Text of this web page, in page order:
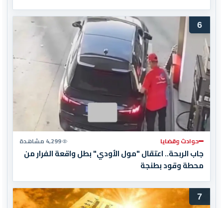
6
حوادث وقضايا 4,299 مشاهدة
جاب الربحة.. اعتقال "مول الأودي" بطل واقعة الفرار من
محطة وقود بطنجة
7